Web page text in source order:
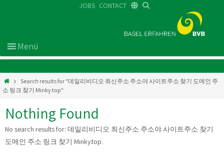
JOBS CONTACT
Search results for "데일리비디오 최신주소 주소야 사이트주소 찾기 도메인 주
소 링크 찾기 Minky.top"
Nothing Found
No search results for: 데일리비디오 최신주소 주소야 사이트주소 찾기
도메인 주소 링크 찾기 Minky.top.